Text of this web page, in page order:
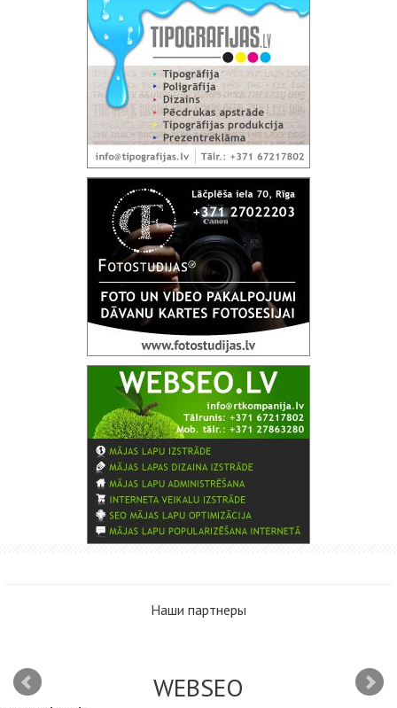
Наши партнеры
WEBSEO